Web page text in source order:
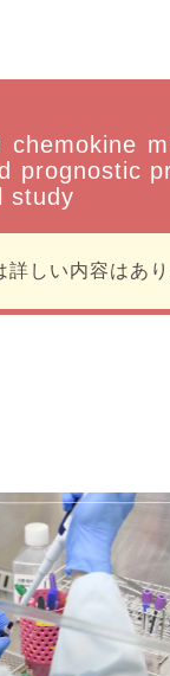
chemokine
prognostic
study
詳しい内容はあ